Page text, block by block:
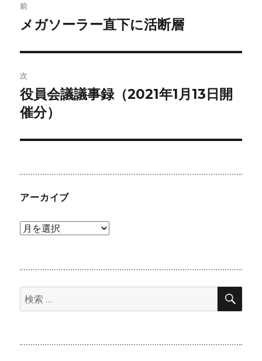
稿
ビ
ゲ
ー
シ
ン
前
前
投
稿:
メガソーラー直下に活断層
次
次
の
稿:
役員会議議事録（2021年1月13日開
催分）
アーカイブ
ア
ブ検
索:
検